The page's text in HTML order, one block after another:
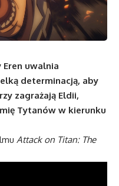
uwalnia
determinacją, aby
zagrażają Eldii,
Tytanów w kierunku
Attack on Titan: The